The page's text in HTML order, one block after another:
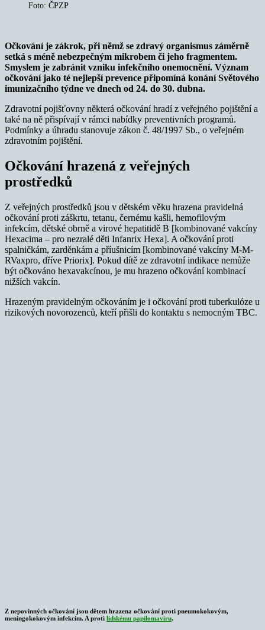
Foto: ČPZP
Očkování je zákrok, při němž se zdravý organismus záměrně
setká s méně nebezpečným mikrobem či jeho fragmentem.
Smyslem je zabránit vzniku infekčního onemocnění. Význam
očkování jako té nejlepší prevence připomíná konání Světového
imunizačního týdne ve dnech od 24. do 30. dubna.
Zdravotní pojišťovny některá očkování hradí z veřejného pojištění a
také na ně přispívají v rámci nabídky preventivních programů.
Podmínky a úhradu stanovuje zákon č. 48/1997 Sb., o veřejném
zdravotním pojištění.
Očkování hrazená z veřejných
prostředků
Z veřejných prostředků jsou v dětském věku hrazena pravidelná
očkování proti záškrtu, tetanu, černému kašli, hemofilovým
infekcím, dětské obrně a virové hepatitidě B [kombinované vakcíny
Hexacima – pro nezralé děti Infanrix Hexa]. A očkování proti
spalničkám, zarděnkám a příušnicím [kombinované vakcíny M-M-
RVaxpro, dříve Priorix]. Pokud dítě ze zdravotní indikace nemůže
být očkováno hexavakcínou, je mu hrazeno očkování kombinací
nižších vakcín.
Hrazeným pravidelným očkováním je i očkování proti tuberkulóze u
rizikových novorozenců, kteří přišli do kontaktu s nemocným TBC.
Z nepovinných očkování jsou dětem hrazena očkování proti pneumokokovým,
meningokokovým infekcím. A proti lidskému papilomaviru.